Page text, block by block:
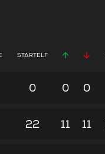
STARTELF
0 0 0
22 11 11